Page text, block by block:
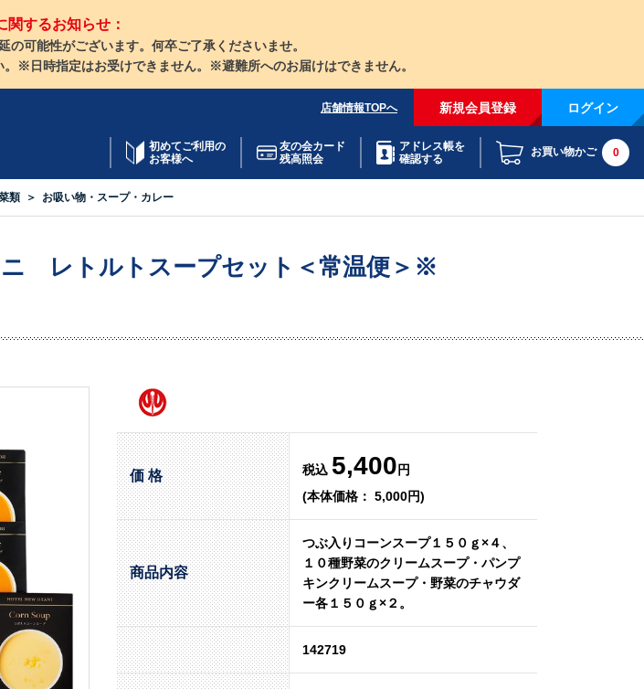
関するお知らせ：
の可能性がございます。何卒ご了承くださいませ。
※日時指定はお受けできません。※避難所へのお届けはできません。
店舗情報TOPへ 新規会員登録 ログイン
初めてご利用の
お客様へ
友の会カード
残高照会
アドレス帳を
確認する
お買い物かご 0
類 お吸い物・スープ・カレー
レトルトスープセット＜常温便＞※
価 格 税込 5,400 円
(本体価格： 5,000円)
商品内容
つぶ入りコーンスープ１５０ｇ×４、
１０種野菜のクリームスープ・パンプ
キンクリームスープ・野菜のチャウダ
ー各１５０ｇ×２。
142719